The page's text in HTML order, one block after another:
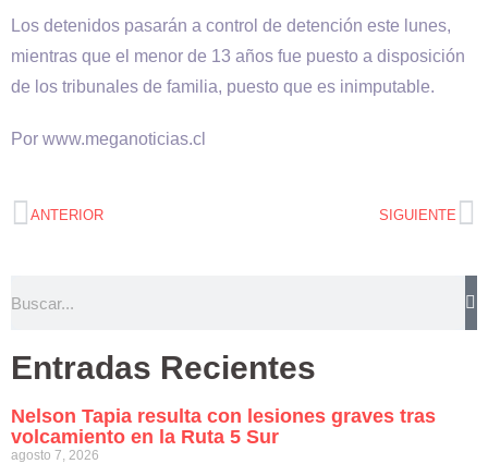
Los detenidos pasarán a control de detención este lunes,
mientras que el menor de 13 años fue puesto a disposición
de los tribunales de familia, puesto que es inimputable.
Por www.meganoticias.cl
ANTERIOR SIGUIENTE
Entradas Recientes
Nelson Tapia resulta con lesiones graves tras
volcamiento en la Ruta 5 Sur
agosto 7, 2026